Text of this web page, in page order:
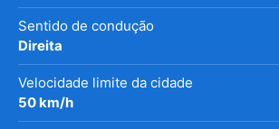
Sentido de condução
Direita
Velocidade limite da cidade
50 km/h